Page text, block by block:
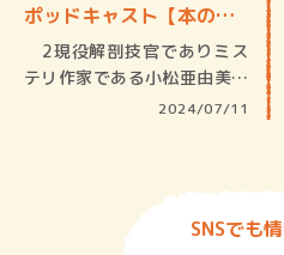
ポッドキャスト【本の
窓】
2現役解剖技官でありミス
テリ作家である小松亜由美さ
2024/07/11
SNSでも